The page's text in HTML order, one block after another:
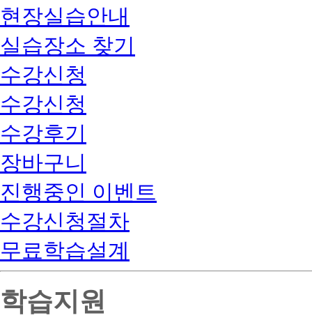
현장실습안내
실습장소 찾기
수강신청
수강신청
수강후기
장바구니
진행중인 이벤트
수강신청절차
무료학습설계
학습지원